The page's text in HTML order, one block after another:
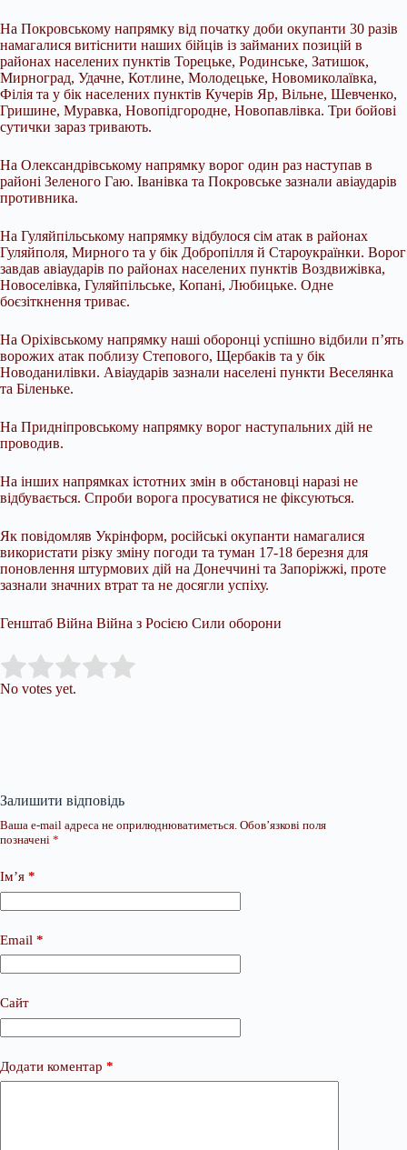
На Покровському напрямку від початку доби окупанти 30 разів
намагалися витіснити наших бійців із займаних позицій в
районах населених пунктів Торецьке, Родинське, Затишок,
Мирноград, Удачне, Котлине, Молодецьке, Новомиколаївка,
Філія та у бік населених пунктів Кучерів Яр, Вільне, Шевченко,
Гришине, Муравка, Новопідгородне, Новопавлівка. Три бойові
сутички зараз тривають.
На Олександрівському напрямку ворог один раз наступав в
районі Зеленого Гаю. Іванівка та Покровське зазнали авіаударів
противника.
На Гуляйпільському напрямку відбулося сім атак в районах
Гуляйполя, Мирного та у бік Добропілля й Староукраїнки. Ворог
завдав авіаударів по районах населених пунктів Воздвижівка,
Новоселівка, Гуляйпільське, Копані, Любицьке. Одне
боєзіткнення триває.
На Оріхівському напрямку наші оборонці успішно відбили п’ять
ворожих атак поблизу Степового, Щербаків та у бік
Новоданилівки. Авіаударів зазнали населені пункти Веселянка
та Біленьке.
На Придніпровському напрямку ворог наступальних дій не
проводив.
На інших напрямках істотних змін в обстановці наразі не
відбувається. Спроби ворога просуватися не фіксуються.
Як повідомляв Укрінформ, російські окупанти намагалися
використати різку зміну погоди та туман 17-18 березня для
поновлення штурмових дій на Донеччині та Запоріжжі, проте
зазнали значних втрат та не досягли успіху.
Генштаб Війна Війна з Росією Сили оборони
Rate this item:
No votes yet.
Залишити відповідь
Ваша e-mail адреса не оприлюднюватиметься. Обов’язкові поля
позначені *
Ім’я *
Email *
Сайт
Додати коментар *